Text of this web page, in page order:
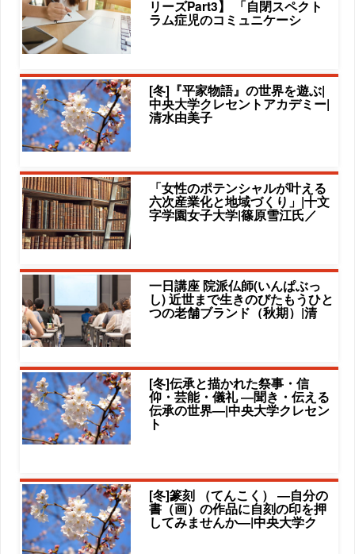
リーズPart3】 「自閉スペクト
ラム症児のコミュニケーシ
[冬]『平家物語』の世界を遊ぶ|
中央大学クレセントアカデミー|
清水由美子
「女性のポテンシャルが叶える
六次産業化と地域づくり」|十文
字学園女子大学|篠原雪江氏／
一日講座 院派仏師(いんぱぶっ
し) 近世まで生きのびたもうひと
つの老舗ブランド（秋期）|清
[冬]伝承と描かれた祭事・信
仰・芸能・儀礼 ―聞き・伝える
伝承の世界―|中央大学クレセン
ト
[冬]篆刻 （てんこく） ―自分の
書（画）の作品に自刻の印を押
してみませんか―|中央大学ク